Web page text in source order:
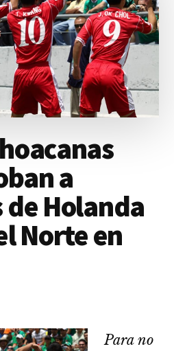
a
Holanda
Norte en
Para no